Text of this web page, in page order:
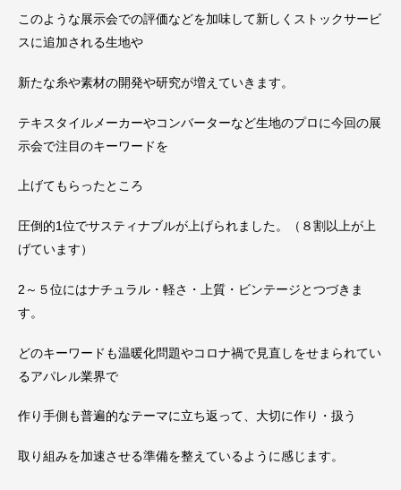
このような展示会での評価などを加味して新しくストックサービ
スに追加される生地や
新たな糸や素材の開発や研究が増えていきます。
テキスタイルメーカーやコンバーターなど生地のプロに今回の展
示会で注目のキーワードを
上げてもらったところ
圧倒的1位でサスティナブルが上げられました。（８割以上が上
げています）
2～５位にはナチュラル・軽さ・上質・ビンテージとつづきま
す。
どのキーワードも温暖化問題やコロナ禍で見直しをせまられてい
るアパレル業界で
作り手側も普遍的なテーマに立ち返って、大切に作り・扱う
取り組みを加速させる準備を整えているように感じます。